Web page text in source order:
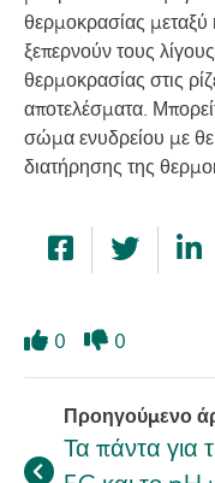
θερμοκρασίας μεταξύ
ξεπερνούν τους
θερμοκρασίας στις
αποτελέσματα.
σώμα ενυδρείου με
διατήρησης της
0 0
Προηγούμενο
Τα πάντα για